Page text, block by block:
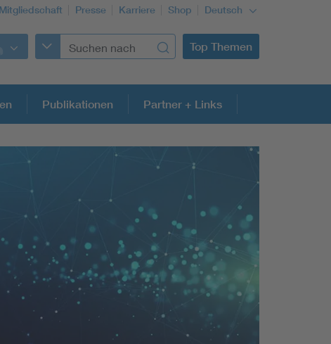
Mitgliedschaft Presse Karriere Shop Deutsch
Top Themen
Publikationen Partner + Links